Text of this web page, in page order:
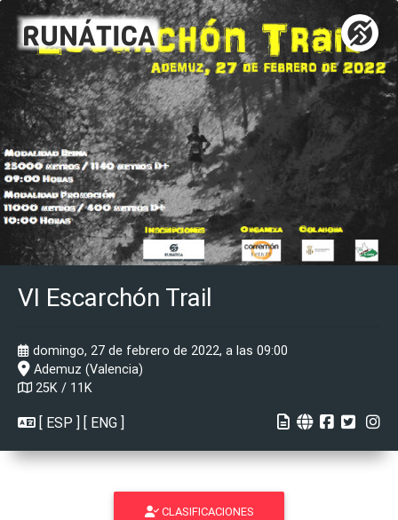
VI Escarchón Trail
domingo, 27 de febrero de 2022, a las 09:00
Ademuz (Valencia)
25K / 11K
[ ESP ] [ ENG ]
CLASIFICACIONES